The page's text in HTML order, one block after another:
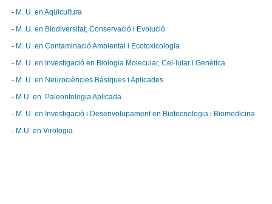
- M. U. en Aqüicultura
- M. U. en Biodiversitat, Conservació i Evolució
- M. U. en Contaminació Ambiental i Ecotoxicologia
- M. U. en Investigació en Biologia Molecular, Cel·lular i Genètica
- M. U. en Neurociències Bàsiques i Aplicades
- M.U. en Paleontologia Aplicada
- M. U. en Investigació i Desenvolupament en Biotecnologia i Biomedicina
- M.U. en Virologia